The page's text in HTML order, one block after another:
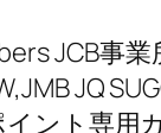
JCB事
JQ
ント専用